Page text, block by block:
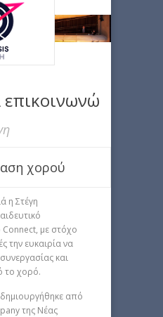
χορού
η Στέγη
με στόχο
την ευκαιρία να
και
το χορό.
από
της Νέας